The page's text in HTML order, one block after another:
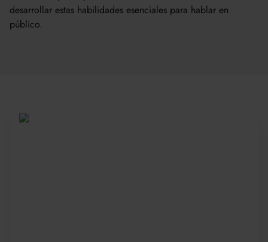
desarrollar estas habilidades esenciales para hablar en
público.